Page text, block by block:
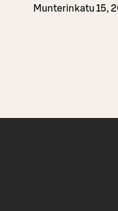
Munterinkatu 15,